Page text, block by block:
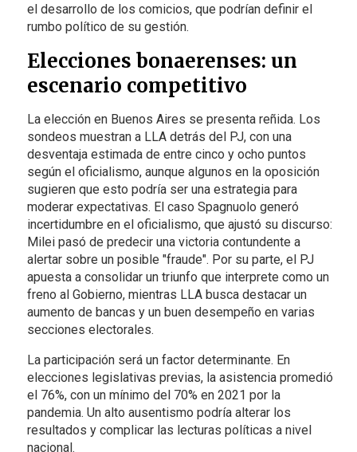
el desarrollo de los comicios, que podrían definir el
rumbo político de su gestión.
Elecciones bonaerenses: un
escenario competitivo
La elección en Buenos Aires se presenta reñida. Los
sondeos muestran a LLA detrás del PJ, con una
desventaja estimada de entre cinco y ocho puntos
según el oficialismo, aunque algunos en la oposición
sugieren que esto podría ser una estrategia para
moderar expectativas. El caso Spagnuolo generó
incertidumbre en el oficialismo, que ajustó su discurso:
Milei pasó de predecir una victoria contundente a
alertar sobre un posible "fraude". Por su parte, el PJ
apuesta a consolidar un triunfo que interprete como un
freno al Gobierno, mientras LLA busca destacar un
aumento de bancas y un buen desempeño en varias
secciones electorales.
La participación será un factor determinante. En
elecciones legislativas previas, la asistencia promedió
el 76%, con un mínimo del 70% en 2021 por la
pandemia. Un alto ausentismo podría alterar los
resultados y complicar las lecturas políticas a nivel
nacional.